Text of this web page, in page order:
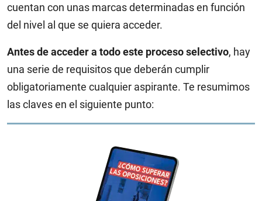
cuentan con unas marcas determinadas en función
del nivel al que se quiera acceder.
Antes de acceder a todo este proceso selectivo, hay
una serie de requisitos que deberán cumplir
obligatoriamente cualquier aspirante. Te resumimos
las claves en el siguiente punto: